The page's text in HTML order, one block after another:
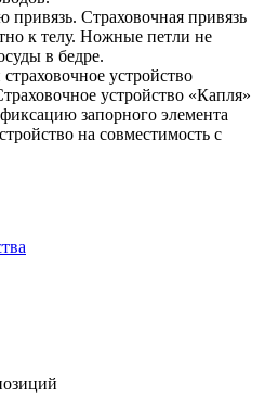
привязь. Страховочная привязь
к телу. Ножные петли не
в бедре.
устройство
устройство «Капля»
запорного элемента
на совместимость с